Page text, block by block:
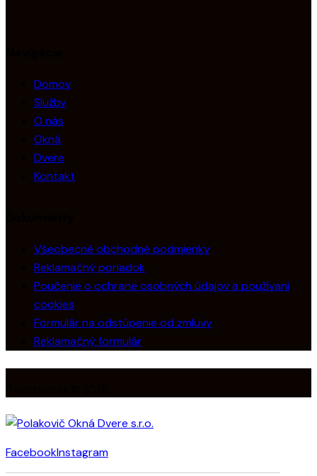
Domov
Služby
O nás
Okná
Dvere
Kontakt
Všeobecné obchodné podmienky
Reklamačný poriadok
Poučenie o ochrane osobných údajov a používaní
cookies
Formulár na odstúpenie od zmluvy
Reklamačný formulár
FacebookInstagram